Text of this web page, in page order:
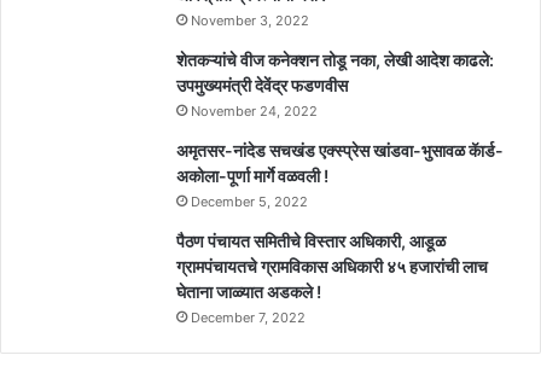
November 3, 2022
शेतकऱ्यांचे वीज कनेक्शन तोडू नका, लेखी आदेश काढले:
उपमुख्यमंत्री देवेंद्र फडणवीस
November 24, 2022
अमृतसर-नांदेड सचखंड एक्स्प्रेस खांडवा-भुसावळ कॅार्ड-
अकोला-पूर्णा मार्गे वळवली !
December 5, 2022
पैठण पंचायत समितीचे विस्तार अधिकारी, आडूळ
ग्रामपंचायतचे ग्रामविकास अधिकारी ४५ हजारांची लाच
घेताना जाळ्यात अडकले !
December 7, 2022